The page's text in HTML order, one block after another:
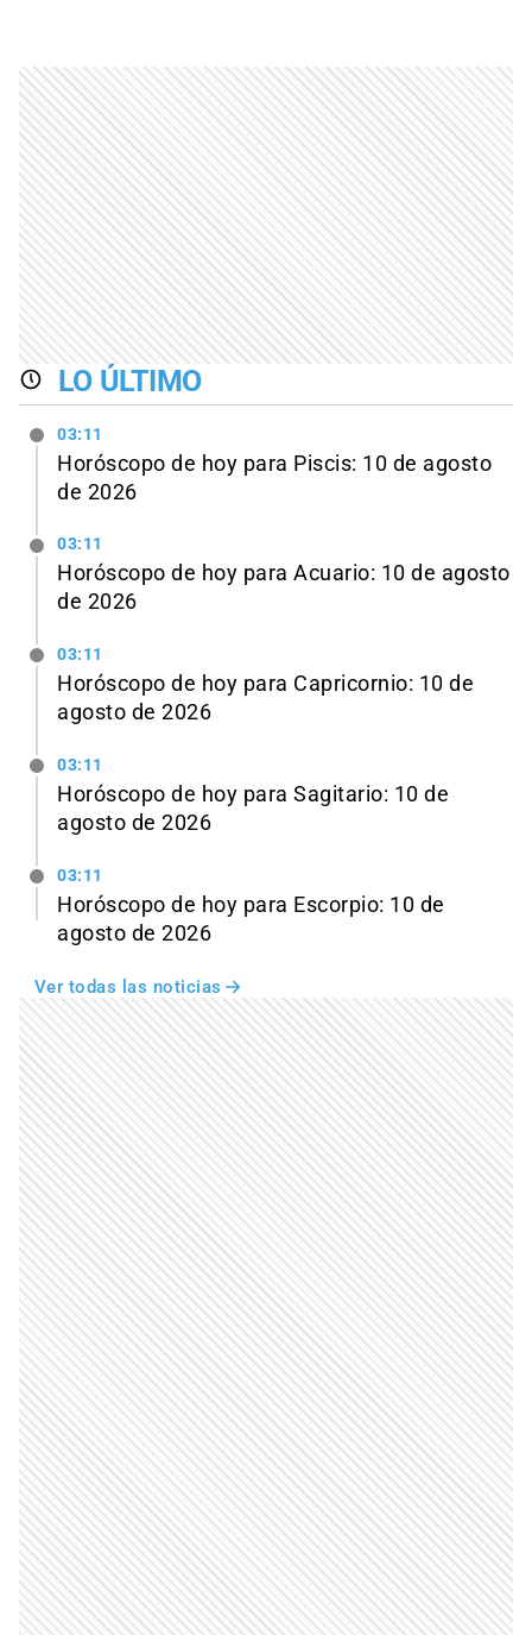
LO ÚLTIMO
03:11
Horóscopo de hoy para Piscis: 10 de agosto
de 2026
03:11
Horóscopo de hoy para Acuario: 10 de agosto
de 2026
03:11
Horóscopo de hoy para Capricornio: 10 de
agosto de 2026
03:11
Horóscopo de hoy para Sagitario: 10 de
agosto de 2026
03:11
Horóscopo de hoy para Escorpio: 10 de
agosto de 2026
Ver todas las noticias